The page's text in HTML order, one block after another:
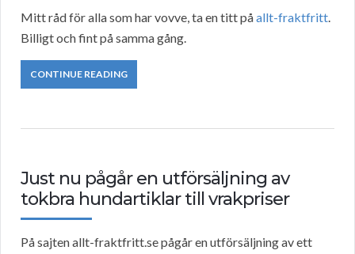
Mitt råd för alla som har vovve, ta en titt påallt-fraktfritt.
Billigt och fint på samma gång.
CONTINUE READING
Just nu pågår en utförsäljning av
tokbra hundartiklar till vrakpriser
På sajten allt-fraktfritt.se pågår en utförsäljning av ett